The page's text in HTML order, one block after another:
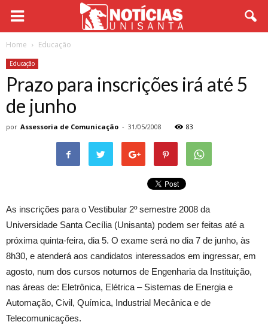
Home Educação
Educação
Prazo para inscrições irá até 5
de junho
por Assessoria de Comunicação - 31/05/2008 83
As inscrições para o Vestibular 2º semestre 2008 da
Universidade Santa Cecília (Unisanta) podem ser feitas até a
próxima quinta-feira, dia 5. O exame será no dia 7 de junho, às
8h30, e atenderá aos candidatos interessados em ingressar, em
agosto, num dos cursos noturnos de Engenharia da Instituição,
nas áreas de: Eletrônica, Elétrica – Sistemas de Energia e
Automação, Civil, Química, Industrial Mecânica e de
Telecomunicações.